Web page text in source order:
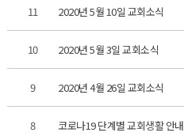
11 2020년 5월 10일 교회소식
10 2020년 5월 3일 교회소식
9 2020년 4월 26일 교회소식
8 코로나19 단계별 교회생활 안내